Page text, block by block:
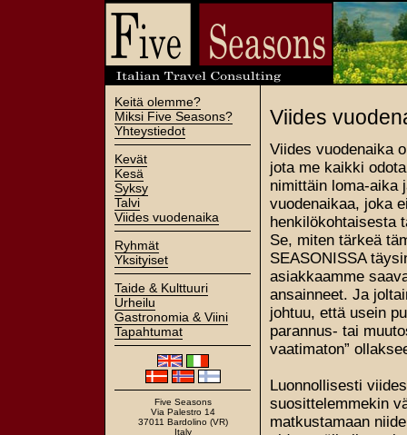
Keitä olemme?
Miksi Five Seasons?
Yhteystiedot
Kevät
Kesä
Syksy
Talvi
Viides vuodenaika
Ryhmät
Yksityiset
Taide & Kulttuuri
Urheilu
Gastronomia & Viini
Tapahtumat
Five Seasons
Via Palestro 14
37011 Bardolino (VR)
Italy
Viides
Viides vuodenaika
jota me kaikki
nimittäin loma-aika
vuodenaikaa, joka
henkilökohtaisesta
Se, miten tärkeä
SEASONISSA
asiakkaamme
ansainneet. Ja
johtuu, että usein
parannus- tai
vaatimaton”
Luonnollisesti
suosittelemmekin
matkustamaan